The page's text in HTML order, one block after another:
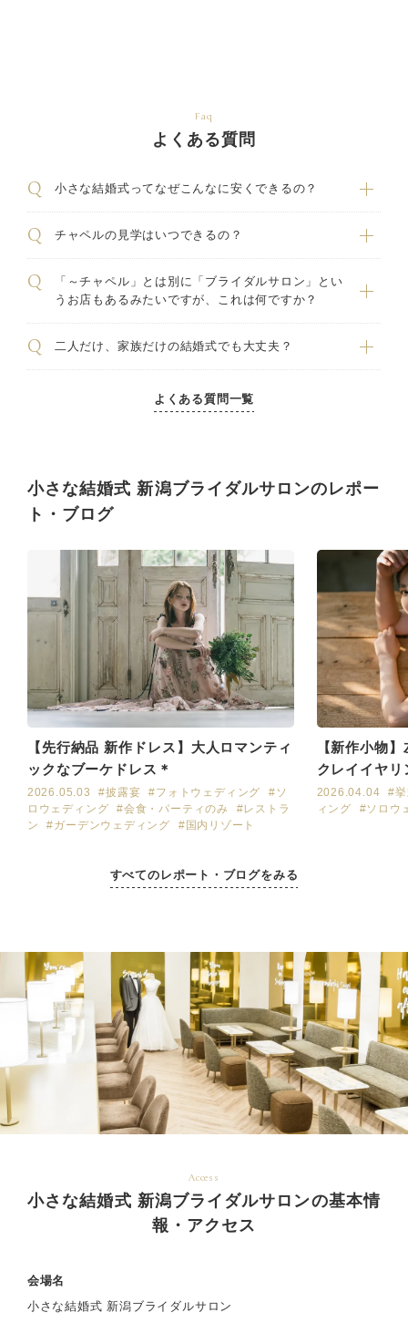
Faq
よくある質問
小さな結婚式ってなぜこんなに安くできるの？
チャペルの見学はいつできるの？
「～チャペル」とは別に「ブライダルサロン」とい
うお店もあるみたいですが、これは何ですか？
二人だけ、家族だけの結婚式でも大丈夫？
よくある質問一覧
小さな結婚式 新潟ブライダルサロンのレポー
ト・ブログ
すべてのレポート・ブログをみる
【先行納品 新作ドレス】大人ロマンティ
ックなブーケドレス＊
2026.05.03 #披露宴 #フォトウェディング
#ソ
ロウェディング
#会食・パーティのみ
#レストラ
ン
#ガーデンウェディング #国内リゾート
【新作小物
クレイイヤリ
2026.04.04
#
ィング
#ソロウ
Access
小さな結婚式 新潟ブライダルサロンの基本情
報・アクセス
会場名
小さな結婚式 新潟ブライダルサロン